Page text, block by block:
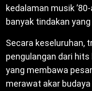
kedalaman musik
banyak tindakan
Secara keseluruhan,
pengulangan dari
yang membawa
merawat akar